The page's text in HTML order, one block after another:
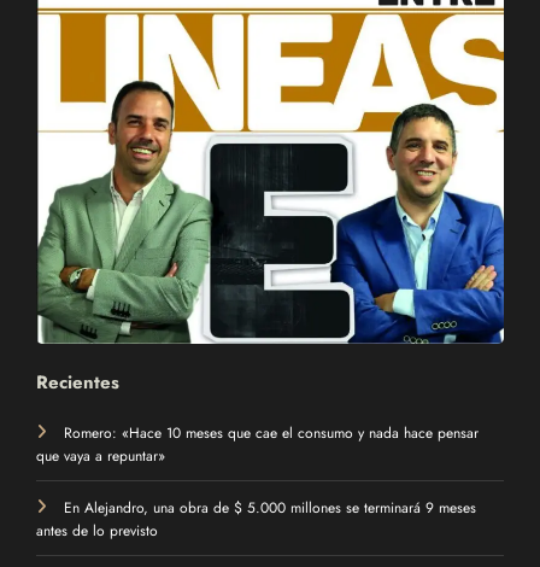
Recientes
Romero: «Hace 10 meses que cae el consumo y nada hace pensar
que vaya a repuntar»
En Alejandro, una obra de $ 5.000 millones se terminará 9 meses
antes de lo previsto